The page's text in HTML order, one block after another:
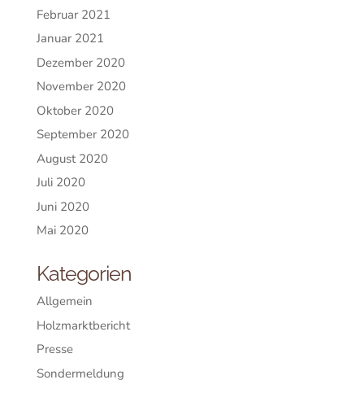
Februar 2021
Januar 2021
Dezember 2020
November 2020
Oktober 2020
September 2020
August 2020
Juli 2020
Juni 2020
Mai 2020
Kategorien
Allgemein
Holzmarktbericht
Presse
Sondermeldung